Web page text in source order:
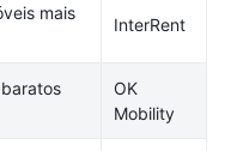
mais
InterRent
OK
Mobility